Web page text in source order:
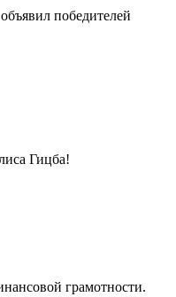
победителей
Гицба!
грамотности.